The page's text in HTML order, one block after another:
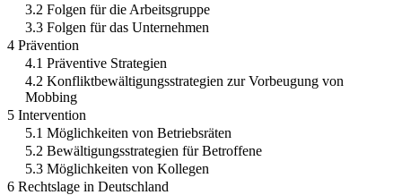
3.2 Folgen für die Arbeitsgruppe
3.3 Folgen für das Unternehmen
4 Prävention
4.1 Präventive Strategien
4.2 Konfliktbewältigungsstrategien zur Vorbeugung von
Mobbing
5 Intervention
5.1 Möglichkeiten von Betriebsräten
5.2 Bewältigungsstrategien für Betroffene
5.3 Möglichkeiten von Kollegen
6 Rechtslage in Deutschland